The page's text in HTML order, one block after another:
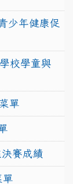
少年健康促
校學童與
單
賽成績
單